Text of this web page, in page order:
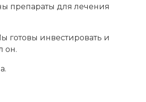
препараты для лечения
готовы инвестировать и
он.